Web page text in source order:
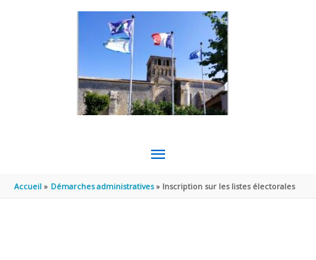
MENU
PRINCIPAL
Accueil Démarches administratives Inscription sur les listes électorales